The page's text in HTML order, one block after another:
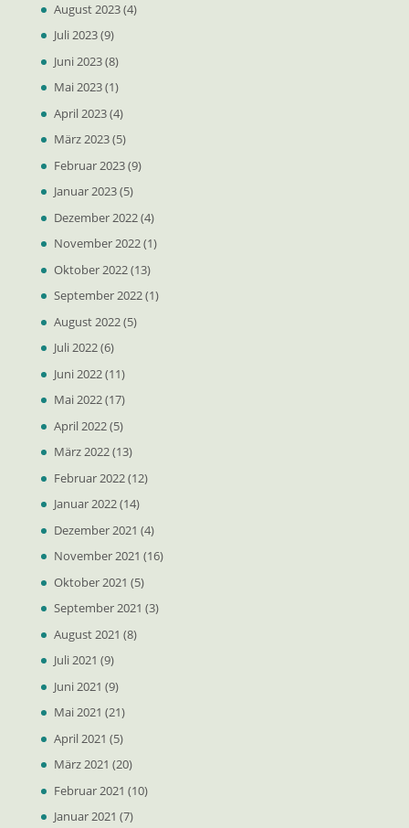
August 2023(4)
Juli 2023(9)
Juni 2023(8)
Mai 2023(1)
April 2023(4)
März 2023(5)
Februar 2023(9)
Januar 2023(5)
Dezember 2022(4)
November 2022(1)
Oktober 2022(13)
September 2022(1)
August 2022(5)
Juli 2022(6)
Juni 2022(11)
Mai 2022(17)
April 2022(5)
März 2022(13)
Februar 2022(12)
Januar 2022(14)
Dezember 2021 (4)
November 2021 (16)
Oktober 2021 (5)
September 2021 (3)
August 2021 (8)
Juli 2021 (9)
Juni 2021 (9)
Mai 2021 (21)
April 2021 (5)
März 2021 (20)
Februar 2021 (10)
Januar 2021 (7)